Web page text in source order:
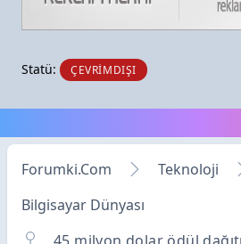
Statü: ÇEVRIMDIŞI
Forumki.Com
Teknoloji
Bilgisayar Dünyası